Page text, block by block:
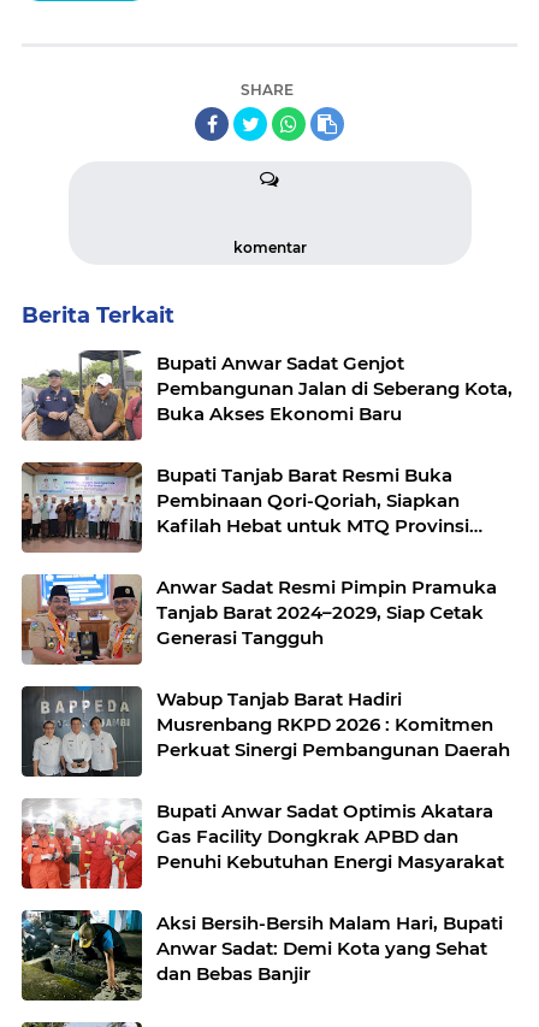
SHARE
komentar
Berita Terkait
Bupati Anwar Sadat Genjot
Pembangunan Jalan di Seberang Kota,
Buka Akses Ekonomi Baru
Bupati Tanjab Barat Resmi Buka
Pembinaan Qori-Qoriah, Siapkan
Kafilah Hebat untuk MTQ Provinsi
Anwar Sadat Resmi Pimpin Pramuka
Tanjab Barat 2024–2029, Siap Cetak
Generasi Tangguh
Wabup Tanjab Barat Hadiri
Musrenbang RKPD 2026 : Komitmen
Perkuat Sinergi Pembangunan Daerah
Bupati Anwar Sadat Optimis Akatara
Gas Facility Dongkrak APBD dan
Penuhi Kebutuhan Energi Masyarakat
Aksi Bersih-Bersih Malam Hari, Bupati
Anwar Sadat: Demi Kota yang Sehat
dan Bebas Banjir